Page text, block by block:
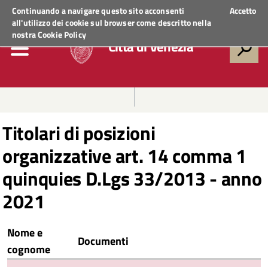
Continuando a navigare questo sito acconsenti
all'utilizzo dei cookie sul browser come descritto nella
nostraCookie Policy
Accetto
Regione VenetoACCEDI AI SERVIZI
Città di Venezia
Titolari di posizioni
organizzative art. 14 comma 1
quinquies D.Lgs 33/2013 - anno
2021
Nome e
cognome
Documenti